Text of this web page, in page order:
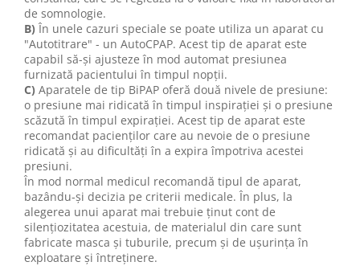
de somnologie.
B) În unele cazuri speciale se poate utiliza un aparat cu
"Autotitrare" - un AutoCPAP. Acest tip de aparat este
capabil să-şi ajusteze în mod automat presiunea
furnizată pacientului în timpul nopţii.
C) Aparatele de tip BiPAP oferă două nivele de presiune:
o presiune mai ridicată în timpul inspiraţiei şi o presiune
scăzută în timpul expiraţiei. Acest tip de aparat este
recomandat pacienţilor care au nevoie de o presiune
ridicată şi au dificultăţi în a expira împotriva acestei
presiuni.
În mod normal medicul recomandă tipul de aparat,
bazându-şi decizia pe criterii medicale. În plus, la
alegerea unui aparat mai trebuie ţinut cont de
silenţiozitatea acestuia, de materialul din care sunt
fabricate masca şi tuburile, precum şi de uşurinţa în
exploatare şi întreţinere.